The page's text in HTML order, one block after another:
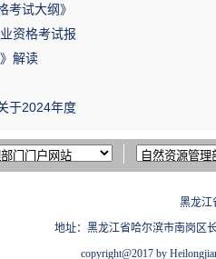
考试大纲》
资格考试报
解读
于2024年度
黑龙江
地址：黑龙江省哈尔滨市南岗区
copyright@2017 by